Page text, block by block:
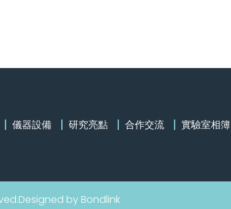
儀器設備 研究亮點 合作交流
實驗室相簿
by Bondlink